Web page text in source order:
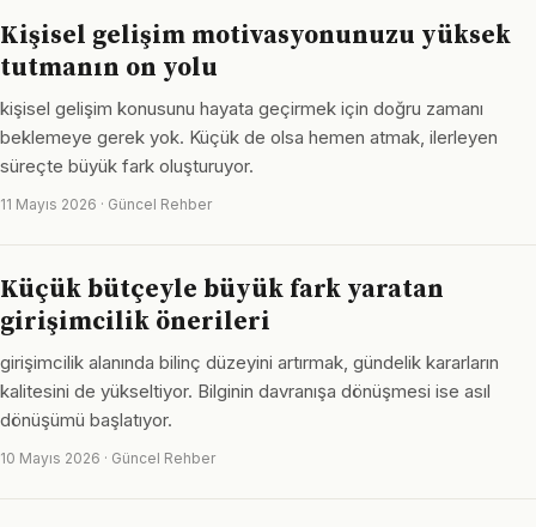
Kişisel gelişim motivasyonunuzu yüksek
tutmanın on yolu
kişisel gelişim konusunu hayata geçirmek için doğru zamanı
beklemeye gerek yok. Küçük de olsa hemen atmak, ilerleyen
süreçte büyük fark oluşturuyor.
11 Mayıs 2026 · Güncel Rehber
Küçük bütçeyle büyük fark yaratan
girişimcilik önerileri
girişimcilik alanında bilinç düzeyini artırmak, gündelik kararların
kalitesini de yükseltiyor. Bilginin davranışa dönüşmesi ise asıl
dönüşümü başlatıyor.
10 Mayıs 2026 · Güncel Rehber